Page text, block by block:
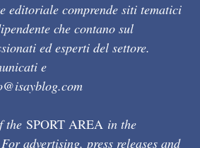
editoriale comprende siti tematici
che contano sul
ed esperti del settore.
e
the SPORT AREA in the
advertising, press releases and